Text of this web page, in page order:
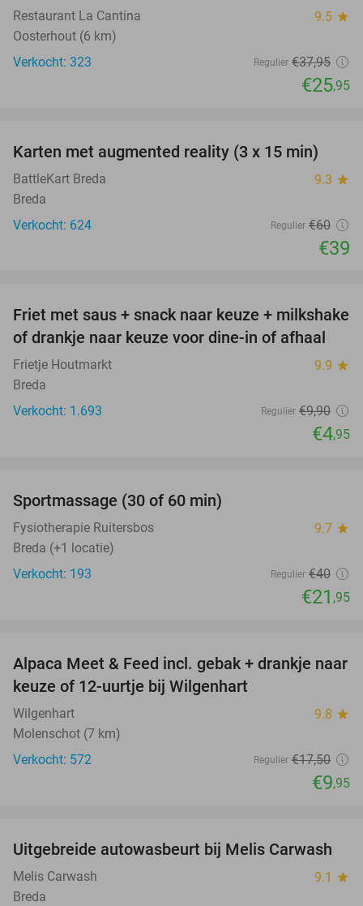
Restaurant La Cantina 9.5 star
Oosterhout (6 km)
Verkocht: 323
Regulier €37,95
€25,95
35%
Karten met augmented reality (3 x 15 min)
BattleKart Breda 9.3 star
Breda
Verkocht: 624
Regulier €60
€39
50%
Friet met saus + snack naar keuze + milkshake
of drankje naar keuze voor dine-in of afhaal
Frietje Houtmarkt 9.9 star
Breda
Verkocht: 1.693
Regulier €9,90
€4,95
Sportmassage (30 of 60 min)
Fysiotherapie Ruitersbos 9.7 star
Breda (+1 locatie)
Verkocht: 193
Regulier €40
€21 ,95
43%
Alpaca Meet & Feed incl. gebak + drankje naar
keuze of 12-uurtje bij Wilgenhart
Wilgenhart 9.8 star
Molenschot (7 km)
Verkocht: 572
Regulier €17,50
€9,95
45%
Uitgebreide autowasbeurt bij Melis Carwash
Melis Carwash 9.1 star
Breda